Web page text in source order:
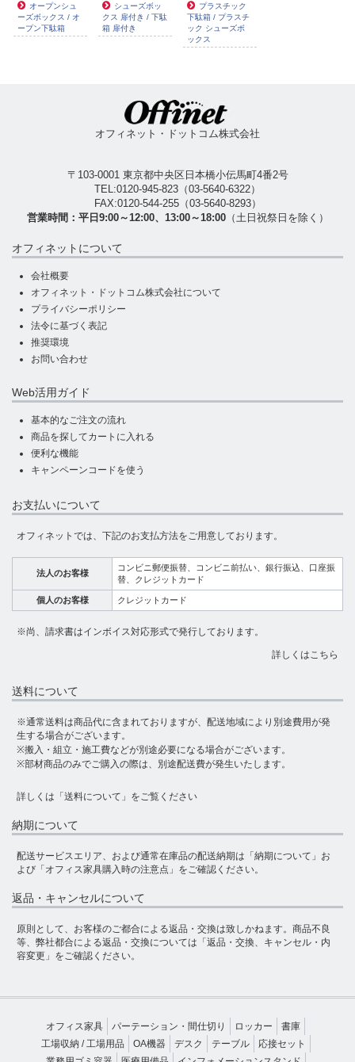
オープンシュ
ーズボックス / オ
ープン下駄箱
シューズボッ
クス 扉付き / 下駄
箱 扉付き
プラスチック
下駄箱 / プラスチ
ック シューズボ
ックス
オフィネット・ドットコム株式会社
〒103-0001 東京都中央区日本橋小伝馬町4番2号
TEL:0120-945-823 （03-5640-6322）
FAX:0120-544-255（03-5640-8293）
営業時間：平日9:00～12:00、13:00～18:00（土日祝祭日を除く）
オフィネットについて
会社概要
オフィネット・ドットコム株式会社について
プライバシーポリシー
法令に基づく表記
推奨環境
お問い合わせ
Web活用ガイド
基本的なご注文の流れ
商品を探してカートに入れる
便利な機能
キャンペーンコードを使う
お支払いについて
オフィネットでは、下記のお支払方法をご用意しております。
法人のお客様
コンビニ郵便振替、コンビニ前払い、銀行振込、口座振
替、クレジットカード
個人のお客様 クレジットカード
※尚、請求書はインボイス対応形式で発行しております。
詳しくはこちら
送料について
※通常送料は商品代に含まれておりますが、配送地域により別途費用が発
生する場合がございます。
※搬入・組立・施工費などが別途必要になる場合がございます。
※部材商品のみでご購入の際は、別途配送費が発生いたします。
詳しくは 「送料について」 をご覧ください
納期について
配送サービスエリア、および通常在庫品の配送納期は 「納期について」 お
よび 「オフィス家具購入時の注意点」 をご確認ください。
返品・キャンセルについて
原則として、お客様のご都合による返品・交換は致しかねます。商品不良
等、弊社都合による返品・交換については 「返品・交換、キャンセル・内
容変更」 をご確認ください。
オフィス家具 パーテーション・間仕切り ロッカー
書庫
工場収納 / 工場用品
OA機器 デスク テーブル
応接セット